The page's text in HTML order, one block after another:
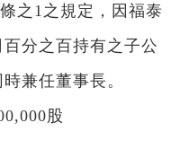
之1之規定，因福泰
分之百持有之子公
兼任董事長。
股